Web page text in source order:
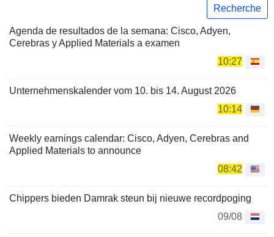
Recherche
Agenda de resultados de la semana: Cisco, Adyen,
Cerebras y Applied Materials a examen
10:27
Unternehmenskalender vom 10. bis 14. August 2026
10:14
Weekly earnings calendar: Cisco, Adyen, Cerebras and
Applied Materials to announce
08:42
Chippers bieden Damrak steun bij nieuwe recordpoging
09/08